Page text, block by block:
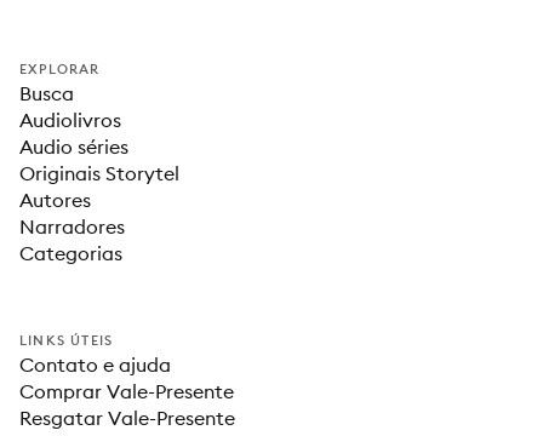
EXPLORAR
Busca
Audiolivros
Audio séries
Originais Storytel
Autores
Narradores
Categorias
LINKS ÚTEIS
Contato e ajuda
Comprar Vale-Presente
Resgatar Vale-Presente